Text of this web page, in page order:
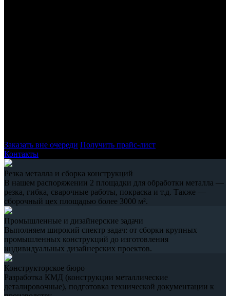
Заказать вне очереди Получить прайс-лист
Контакты
Резка металла и сборка конструкций
В нашем распоряжении 2 площадки для обработки металла —
резка, гибка, сварочные работы, покраска и т.д. Также —
сборочный цех площадью более 3000 м².
Промышленные и дизайнерские задачи
Выполняем широкий спектр задач: от сборки крупных
промышленных конструкций до изготовления
индивидуальных дизайнерских проектов.
Конструкторское бюро
Разработка КМД (конструкции металлические
деталировочные), подготовка технической документации к